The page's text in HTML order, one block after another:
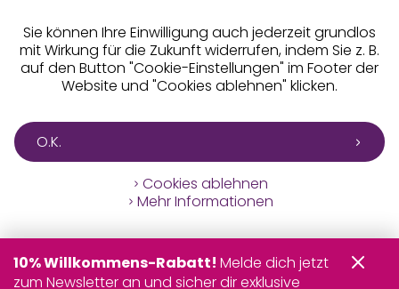
Sie können Ihre Einwilligung auch jederzeit grundlos
mit Wirkung für die Zukunft widerrufen, indem Sie z. B.
auf den Button "Cookie-Einstellungen" im Footer der
Website und "Cookies ablehnen" klicken.
O.K.
Cookies ablehnen
Mehr Informationen
10% Willkommens-Rabatt! Melde dich jetzt
zum Newsletter an und sicher dir exklusive